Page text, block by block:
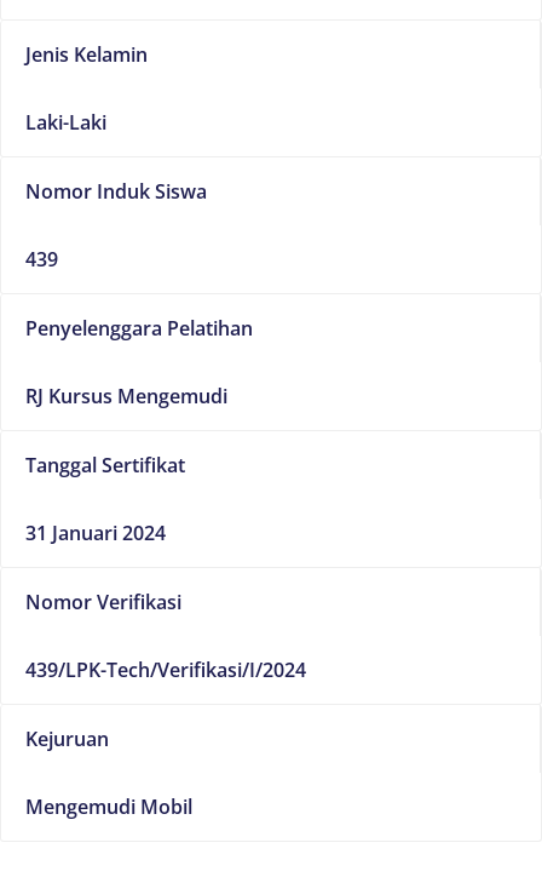
Jenis Kelamin
Laki-Laki
Nomor Induk Siswa
439
Penyelenggara Pelatihan
RJ Kursus Mengemudi
Tanggal Sertifikat
31 Januari 2024
Nomor Verifikasi
439/LPK-Tech/Verifikasi/I/2024
Kejuruan
Mengemudi Mobil